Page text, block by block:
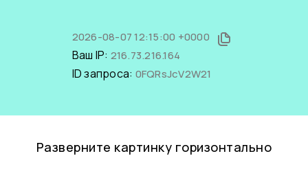
2026-08-07 12:15:00 +0000
Ваш IP: 216.73.216.164
ID запроса: 0FQRsJcV2W21
Разверните картинку горизонтально